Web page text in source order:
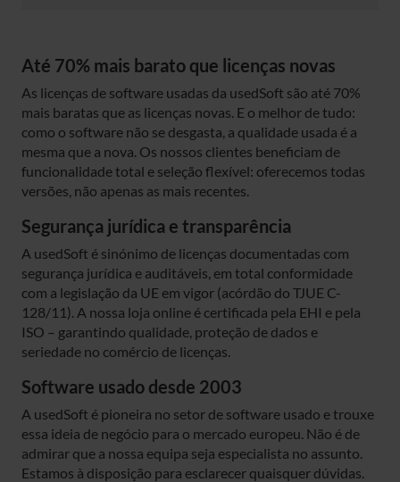
Até 70% mais barato que licenças novas
As licenças de software usadas da usedSoft são até 70%
mais baratas que as licenças novas. E o melhor de tudo:
como o software não se desgasta, a qualidade usada é a
mesma que a nova. Os nossos clientes beneficiam de
funcionalidade total e seleção flexível: oferecemos todas
versões, não apenas as mais recentes.
Segurança jurídica e transparência
A usedSoft é sinónimo de licenças documentadas com
segurança jurídica e auditáveis, em total conformidade
com a legislação da UE em vigor (acórdão do TJUE C-
128/11). A nossa loja online é certificada pela EHI e pela
ISO – garantindo qualidade, proteção de dados e
seriedade no comércio de licenças.
Software usado desde 2003
A usedSoft é pioneira no setor de software usado e trouxe
essa ideia de negócio para o mercado europeu. Não é de
admirar que a nossa equipa seja especialista no assunto.
Estamos à disposição para esclarecer quaisquer dúvidas.